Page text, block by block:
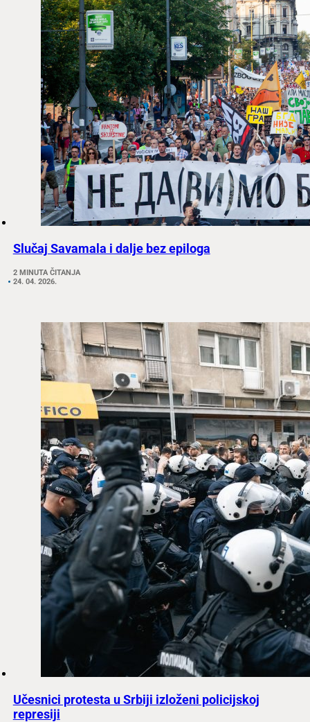
Slučaj Savamala i dalje bez epiloga
2 MINUTA ČITANJA
24. 04. 2026.
Učesnici protesta u Srbiji izloženi policijskoj
represiji